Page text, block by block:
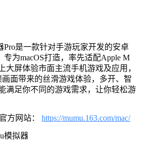
Pro是一款针对手游玩家开发的安卓
专为macOS打造，率先适配Apple M
大屏体验市面主流手机游戏及应用，
面带来的丝滑游戏体验，多开、智
满足你不同的游戏需求，让你轻松游
方网站： https://mumu.163.com/mac/
模拟器